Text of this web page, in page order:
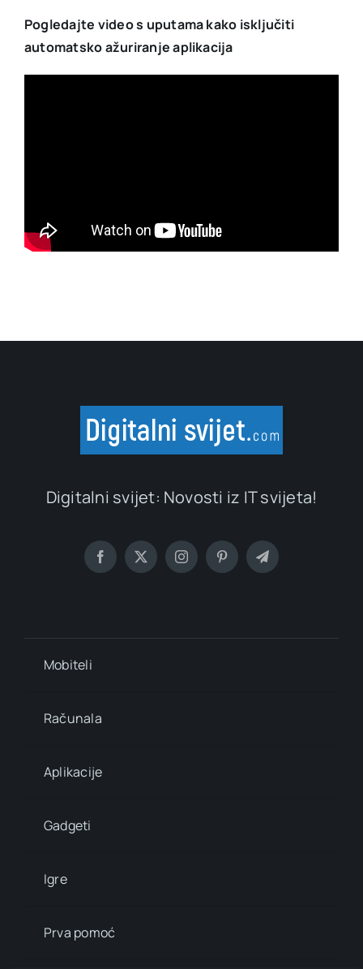
Pogledajte video s uputama kako isključiti
automatsko ažuriranje aplikacija
Digitalni svijet: Novosti iz IT svijeta!
Mobiteli
Računala
Aplikacije
Gadgeti
Igre
Prva pomoć